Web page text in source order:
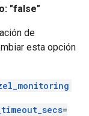
"false"
de
esta opción
=